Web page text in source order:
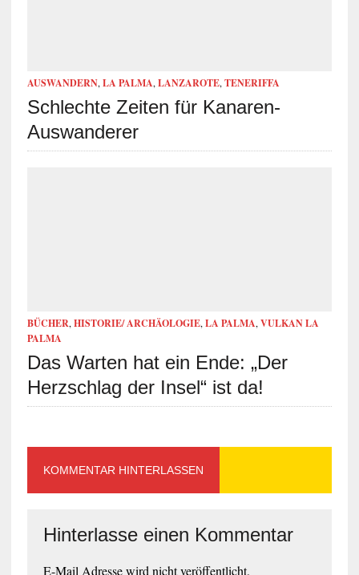
AUSWANDERN,LA PALMA,LANZAROTE,TENERIFFA
Schlechte Zeiten für Kanaren-
Auswanderer
BÜCHER,HISTORIE/ ARCHÄOLOGIE,LA PALMA,VULKAN LA
PALMA
Das Warten hat ein Ende: „Der
Herzschlag der Insel“ ist da!
KOMMENTAR HINTERLASSEN
Hinterlasse einen Kommentar
E-Mail Adresse wird nicht veröffentlicht.